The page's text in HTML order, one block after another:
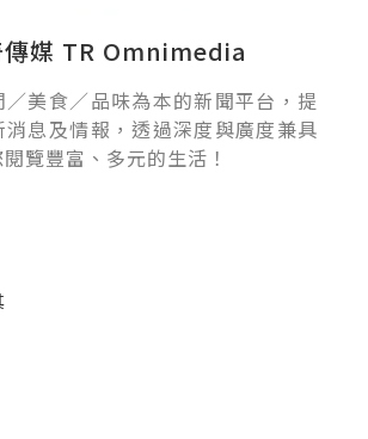
傳媒 TR Omnimedia
美食／品味為本的新聞平台，提
消息及情報，透過深度與廣度兼具
覽豐富、多元的生活！